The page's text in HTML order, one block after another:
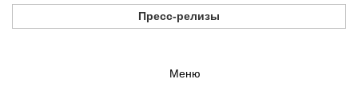
Пресс-релизы
Меню